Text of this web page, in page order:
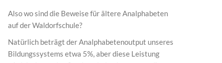
Also wo sind die Beweise für ältere Analphabeten
auf der Waldorfschule?
Natürlich beträgt der Analphabetenoutput unseres
Bildungssystems etwa 5%, aber diese Leistung